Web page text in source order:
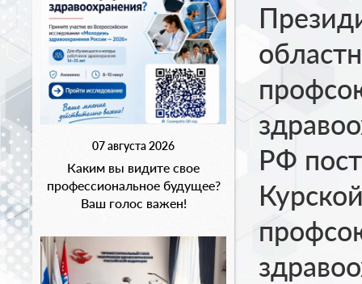
07 августа 2026
Каким вы видите свое
профессиональное будущее?
Ваш голос важен!
РФ